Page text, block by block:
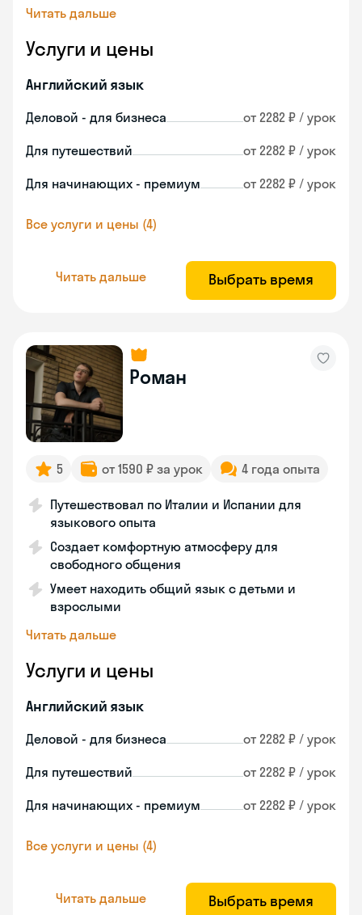
Читать дальше
Услуги и цены
Английский язык
Деловой - для бизнеса от 2282 ₽ / урок
Для путешествий от 2282 ₽ / урок
Для начинающих - премиум от 2282 ₽ / урок
Все услуги и цены (4)
Читать дальше Выбрать время
Роман
5 от 1590 ₽ за урок 4 года опыта
Путешествовал по Италии и Испании для
языкового опыта
Создает комфортную атмосферу для
свободного общения
Умеет находить общий язык с детьми и
взрослыми
Читать дальше
Услуги и цены
Английский язык
Деловой - для бизнеса от 2282 ₽ / урок
Для путешествий от 2282 ₽ / урок
Для начинающих - премиум от 2282 ₽ / урок
Все услуги и цены (4)
Читать дальше Выбрать время